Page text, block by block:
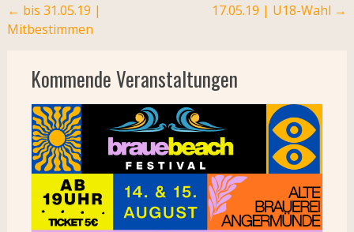
Post
navigation
← bis 31.05.19 |
Mitbestimmen
17.05.19 | U18-Wahl →
Kommende Veranstaltungen